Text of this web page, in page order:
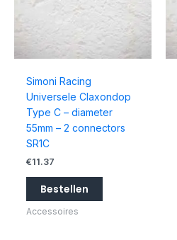
Simoni Racing
Universele Claxondop
Type C – diameter
55mm – 2 connectors
SR1C
€11.37
Bestellen
Accessoires